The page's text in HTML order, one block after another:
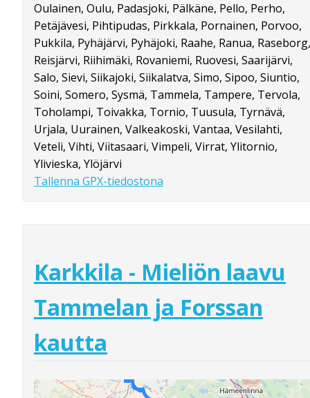
Oulainen, Oulu, Padasjoki, Pälkäne, Pello, Perho,
Petäjävesi, Pihtipudas, Pirkkala, Pornainen, Porvoo,
Pukkila, Pyhäjärvi, Pyhäjoki, Raahe, Ranua, Raseborg,
Reisjärvi, Riihimäki, Rovaniemi, Ruovesi, Saarijärvi,
Salo, Sievi, Siikajoki, Siikalatva, Simo, Sipoo, Siuntio,
Soini, Somero, Sysmä, Tammela, Tampere, Tervola,
Toholampi, Toivakka, Tornio, Tuusula, Tyrnävä,
Urjala, Uurainen, Valkeakoski, Vantaa, Vesilahti,
Veteli, Vihti, Viitasaari, Vimpeli, Virrat, Ylitornio,
Ylivieska, Ylöjärvi
Tallenna GPX-tiedostona
Karkkila - Mieliön laavu
Tammelan ja Forssan
kautta